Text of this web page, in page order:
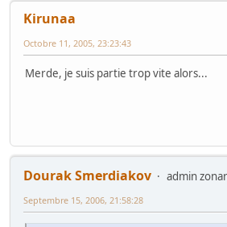
Kirunaa
Octobre 11, 2005, 23:23:43
Merde, je suis partie trop vite alors...
Dourak Smerdiakov
admin
Septembre 15, 2006, 21:58:28